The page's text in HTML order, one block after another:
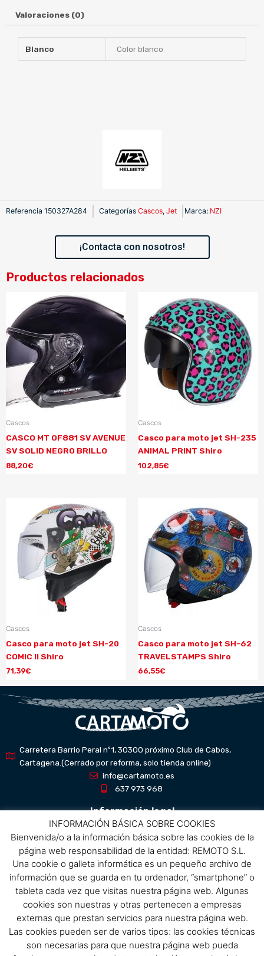
Valoraciones (0)
Blanco Color blanco
Referencia 150327A284 Categorías Cascos, Jet Marca: NZI
¡Contacta con nosotros!
Productos relacionados
Cascos
CASCO MT OF881 SV AVENUE
SV SOLID NEGRO BRILLO
88,20€
Cascos
Casco para moto jet SH-235
ANIMAL PRINT Shiro
102,85€
Cascos
Casco para moto jet SH-20
COMIC II Shiro
71,39€
Cascos
Casco para moto jet SH-62
TRAVELSTAMPS Shiro
66,55€
Carretera Barrio Peral nº1, 30300 próximo Club de Cabos,
Cartagena.(Cerrado por reforma, solo tienda online)
info@cartamoto.es
637 973 968
Información legal
Aviso Legal
Política de privacidad
Política de protección de datos
Política de cookies
Condiciones de compra
Menú
INFORMACIÓN BÁSICA SOBRE COOKIES
Bienvenida/o a la información básica sobre las cookies de la
página web responsabilidad de la entidad: REMOTO S.L.
Una cookie o galleta informática es un pequeño archivo de
información que se guarda en tu ordenador, “smartphone” o
tableta cada vez que visitas nuestra página web. Algunas
cookies son nuestras y otras pertenecen a empresas
externas que prestan servicios para nuestra página web.
Las cookies pueden ser de varios tipos: las cookies técnicas
son necesarias para que nuestra página web pueda